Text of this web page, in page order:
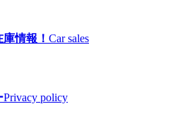
情報！ Car sales
Privacy policy